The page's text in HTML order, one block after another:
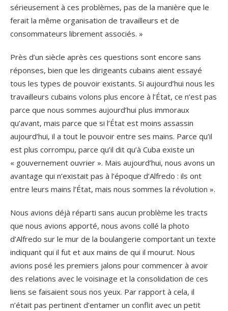
sérieusement à ces problèmes, pas de la manière que le
ferait la même organisation de travailleurs et de
consommateurs librement associés. »
Près d’un siècle après ces questions sont encore sans
réponses, bien que les dirigeants cubains aient essayé
tous les types de pouvoir existants. Si aujourd’hui nous les
travailleurs cubains volons plus encore à l’État, ce n’est pas
parce que nous sommes aujourd’hui plus immoraux
qu’avant, mais parce que si l’État est moins assassin
aujourd’hui, il a tout le pouvoir entre ses mains. Parce qu’il
est plus corrompu, parce qu’il dit qu’à Cuba existe un
« gouvernement ouvrier ». Mais aujourd’hui, nous avons un
avantage qui n’existait pas à l’époque d’Alfredo : ils ont
entre leurs mains l’État, mais nous sommes la révolution ».
Nous avions déjà réparti sans aucun problème les tracts
que nous avions apporté, nous avons collé la photo
d’Alfredo sur le mur de la boulangerie comportant un texte
indiquant qui il fut et aux mains de qui il mourut. Nous
avions posé les premiers jalons pour commencer à avoir
des relations avec le voisinage et la consolidation de ces
liens se faisaient sous nos yeux. Par rapport à cela, il
n’était pas pertinent d’entamer un conflit avec un petit